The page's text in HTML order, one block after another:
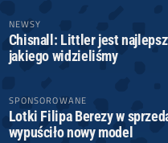
NEWSY
Chisnall: Littler jest
jakiego widzieliśmy
SPONSOROWANE
Lotki Filipa Berezy w
wypuściło nowy model